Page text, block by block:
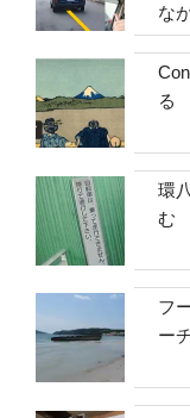
な
る
環
む
フ
ー